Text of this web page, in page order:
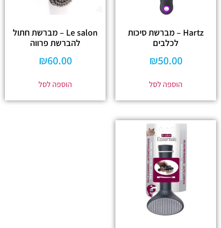
Hartz – מברשת סיכות
לכלבים
₪50.00
הוספה לסל
Le salon – מברשת חתול
להברשת פרווה
₪60.00
הוספה לסל